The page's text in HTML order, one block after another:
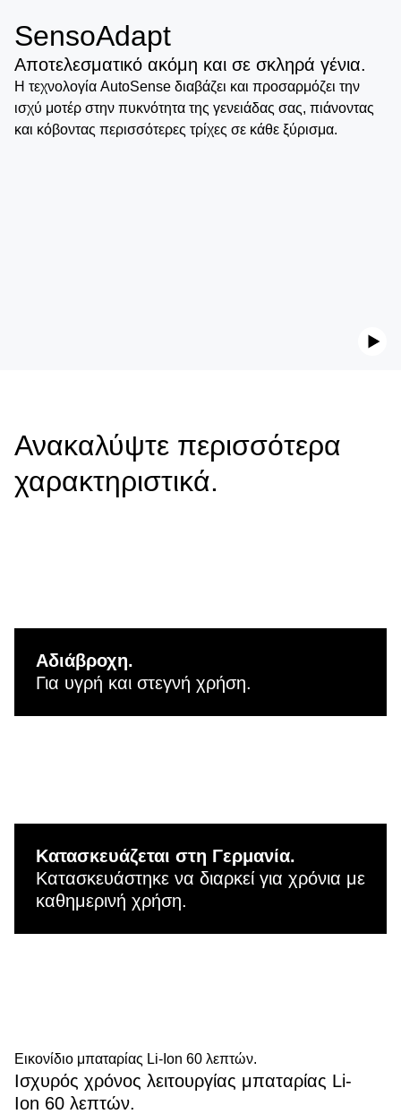
SensoAdapt
Αποτελεσματικό ακόμη και σε σκληρά γένια.
Η τεχνολογία AutoSense διαβάζει και προσαρμόζει την
ισχύ μοτέρ στην πυκνότητα της γενειάδας σας, πιάνοντας
και κόβοντας περισσότερες τρίχες σε κάθε ξύρισμα.
Ανακαλύψτε περισσότερα
χαρακτηριστικά.
Αδιάβροχη.
Για υγρή και στεγνή χρήση.
Κατασκευάζεται στη Γερμανία.
Κατασκευάστηκε να διαρκεί για χρόνια με
καθημερινή χρήση.
Εικονίδιο μπαταρίας Li-Ion 60 λεπτών.
Ισχυρός χρόνος λειτουργίας μπαταρίας Li-
Ion 60 λεπτών.